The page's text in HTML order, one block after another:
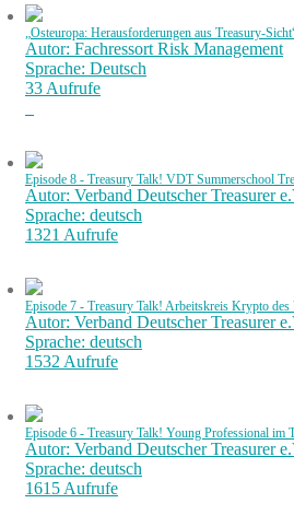
„Osteuropa: Herausforderungen aus Treasury-
Autor: Fachressort Risk Management
Sprache: Deutsch
33 Aufrufe
Episode 8 - Treasury Talk! VDT Summerschool
Autor: Verband Deutscher Treasurer
Sprache: deutsch
1321 Aufrufe
Episode 7 - Treasury Talk! Arbeitskreis Krypto des
Autor: Verband Deutscher Treasurer
Sprache: deutsch
1532 Aufrufe
Episode 6 - Treasury Talk! Young Professional im
Autor: Verband Deutscher Treasurer
Sprache: deutsch
1615 Aufrufe